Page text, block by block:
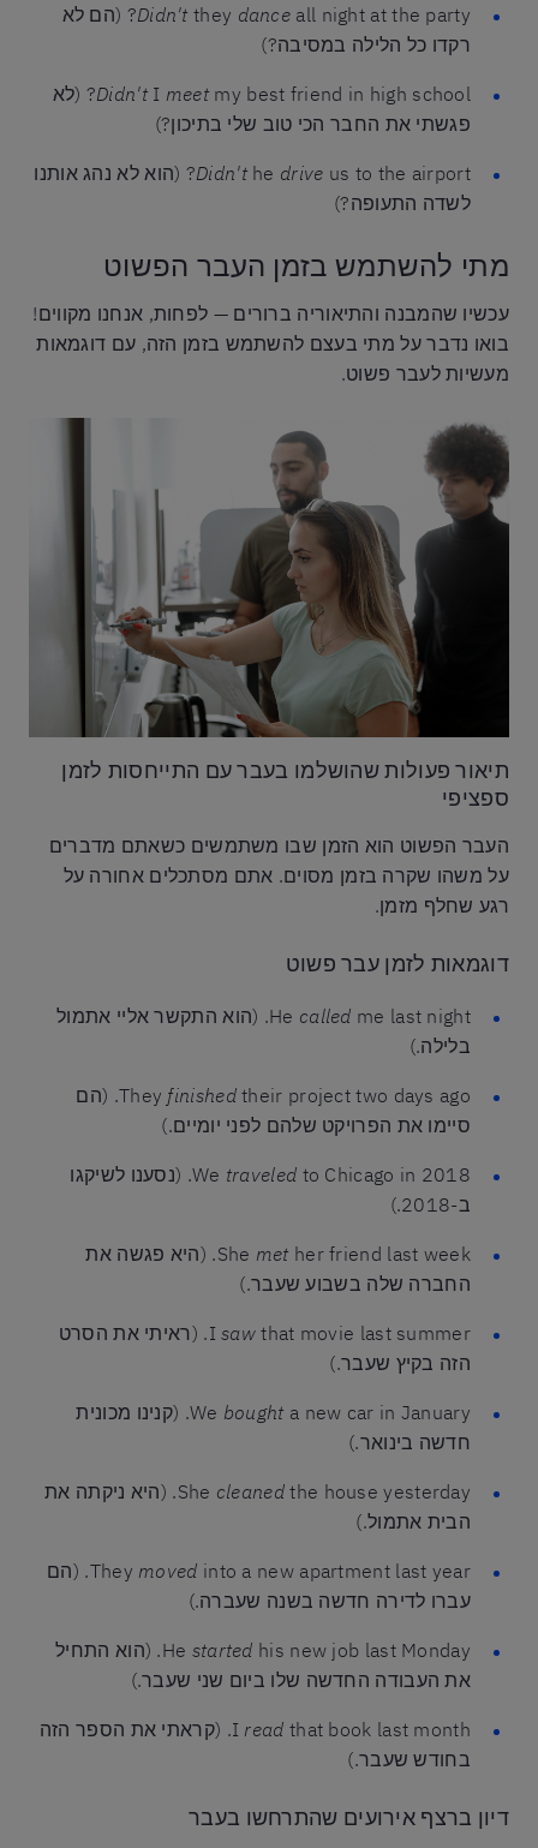
Didn't they dance
all night at the party? (הם לא
רקדו כל הלילה במסיבה?)
Didn'tI meet
my best friend in high school? (לא
פגשתי את החבר הכי טוב שלי בתיכון?)
Didn'the drive
us to the airport? (הוא לא נהג אותנו
לשדה התעופה?)
מתי להשתמש בזמן העבר הפשוט
עכשיו שהמבנה והתיאוריה ברורים — לפחות, אנחנו מקווים!
בואו נדבר על מתי בעצם להשתמש בזמן הזה, עם דוגמאות
מעשיות לעבר פשוט.
תיאור פעולות שהושלמו בעבר עם התייחסות לזמן
ספציפי
העבר הפשוט הוא הזמן שבו משתמשים כשאתם מדברים
על משהו שקרה בזמן מסוים. אתם מסתכלים אחורה על
רגע שחלף מזמן.
דוגמאות לזמן עבר פשוט
He called
me last night. (הוא התקשר אליי אתמול
בלילה.)
They finished
their project two days ago. (הם
סיימו את הפרויקט שלהם לפני יומיים.)
We traveled
to Chicago in 2018. (נסענו לשיקגו
ב-2018.)
She met
her friend last week. (היא פגשה את
החברה שלה בשבוע שעבר.)
Isaw
that movie last summer. (ראיתי את הסרט
הזה בקיץ שעבר.)
We bought
a new car in January. (קנינו מכונית
חדשה בינואר.)
She cleaned
the house yesterday. (היא ניקתה את
הבית אתמול.)
They moved
into a new apartment last year. (הם
עברו לדירה חדשה בשנה שעברה.)
He started
his new job last Monday. (הוא התחיל
את העבודה החדשה שלו ביום שני שעבר.)
I read that book last month. (קראתי את הספר הזה
בחודש שעבר.)
דיון ברצף אירועים שהתרחשו בעבר